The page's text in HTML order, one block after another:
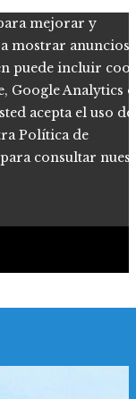
mejorar y
mostrar anuncios
puede incluir
Google Analytics o
acepta el uso de
Política de
consultar